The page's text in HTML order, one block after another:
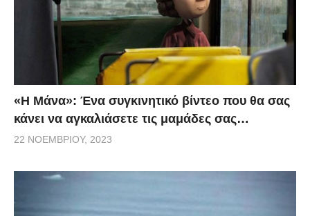
«H Μάνα»: Ένα συγκινητικό βίντεο που θα σας
κάνει να αγκαλιάσετε τις μαμάδες σας…
22 ΝΟΕΜΒΡΊΟΥ, 2023